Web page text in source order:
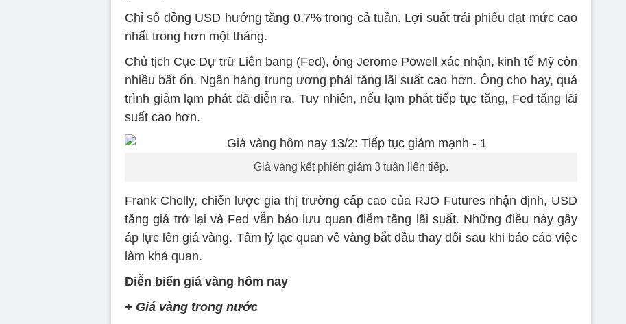
Chỉ số đồng USD hướng tăng 0,7% trong cả tuần. Lợi suất trái phiếu đạt mức cao
nhất trong hơn một tháng.
Chủ tịch Cục Dự trữ Liên bang (Fed), ông Jerome Powell xác nhận, kinh tế Mỹ còn
nhiều bất ổn. Ngân hàng trung ương phải tăng lãi suất cao hơn. Ông cho hay, quá
trình giảm lạm phát đã diễn ra. Tuy nhiên, nếu lạm phát tiếp tục tăng, Fed tăng lãi
suất cao hơn.
Giá vàng kết phiên giảm 3 tuần liên tiếp.
Frank Cholly, chiến lược gia thị trường cấp cao của RJO Futures nhận định, USD
tăng giá trở lại và Fed vẫn bảo lưu quan điểm tăng lãi suất. Những điều này gây
áp lực lên giá vàng. Tâm lý lạc quan về vàng bắt đầu thay đổi sau khi báo cáo việc
làm khả quan.
Diễn biến giá vàng hôm nay
+ Giá vàng trong nước